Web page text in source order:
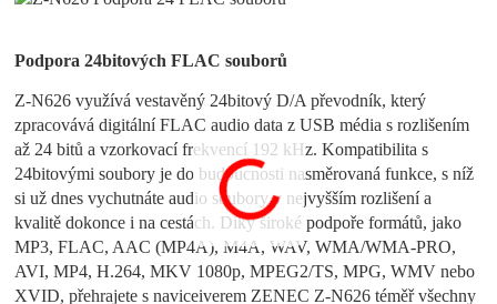
Podpora 24bitových FLAC souborů
Z-N626 využívá vestavěný 24bitový D/A převodník, který
zpracovává digitální FLAC audio data z USB média s rozlišením
až 24 bitů a vzorkovací frekvencí 192 kHz. Kompatibilita s
24bitovými soubory je do budoucnosti nasměrovaná funkce, s níž
si už dnes vychutnáte audio soubory v nejvyšším rozlišení a
kvalitě dokonce i na cestách. Díky široké podpoře formátů, jako
MP3, FLAC, AAC (MP4A), M4A, WAV, WMA/WMA-PRO,
AVI, MP4, H.264, MKV 1080p, MPEG2/TS, MPG, WMV nebo
XVID, přehrajete s naviceiverem ZENEC Z-N626 téměř všechny